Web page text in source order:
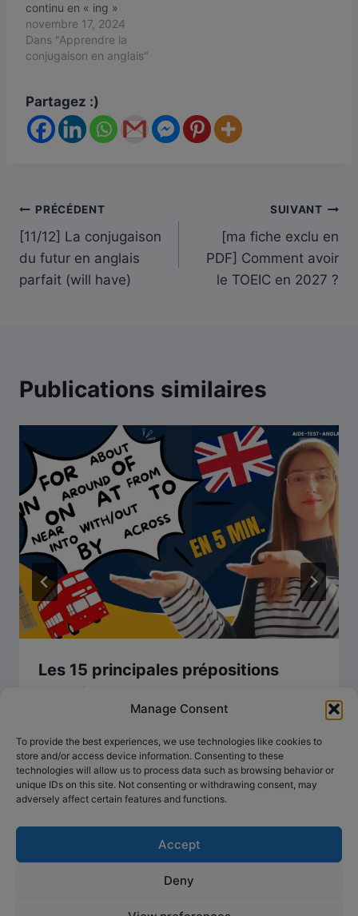
Manage Consent
To provide the best experiences, we use technologies like cookies to
store and/or access device information. Consenting to these
technologies will allow us to process data such as browsing behavior or
unique IDs on this site. Not consenting or withdrawing consent, may
adversely affect certain features and functions.
Accept
Deny
continu en « ing »
novembre 17, 2024
Dans "Apprendre la
conjugaison en anglais"
Partagez :)
Navigation
de
l’article
PRÉCÉDENT
[11/12] La conjugaison
du futur en anglais
parfait (will have)
SUIVANT
[ma fiche exclu en
PDF] Comment avoir
le TOEIC en 2027 ?
Publications similaires
Les 15 principales prépositions
anglaises
© 2026 Anglais concret, préparation simplifiée -